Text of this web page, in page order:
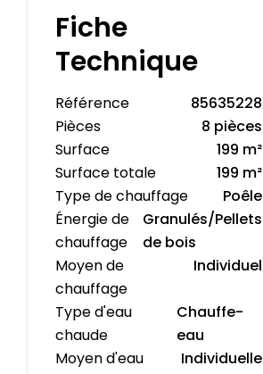
Fiche
Technique
Référence
85635228
Pièces
8 pièces
Surface
199 m²
Surface totale
199 m²
Type de chauffage
Poêle
Énergie de
chauffage
Granulés/Pellets
de bois
Moyen de
chauffage
Individuel
Type d'eau
chaude
Chauffe-
eau
Moyen d'eau
Individuelle